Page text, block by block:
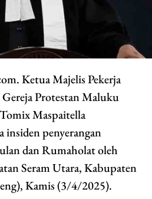
Ketua Majelis Pekerja
Protestan Maluku
Maspaitella
insiden penyerangan
dan Rumaholat oleh
Seram Utara, Kabupaten
Kamis (3/4/2025).